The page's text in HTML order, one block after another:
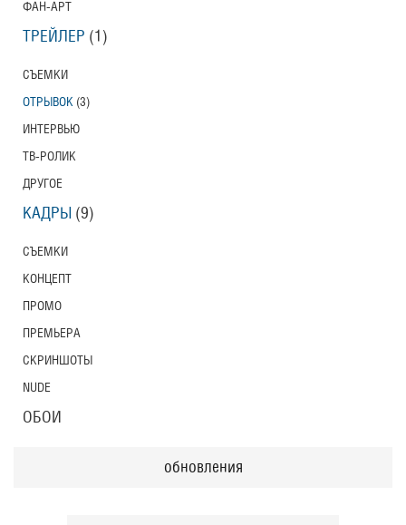
ФАН-АРТ
ТРЕЙЛЕР (1)
СЪЕМКИ
ОТРЫВОК (3)
ИНТЕРВЬЮ
ТВ-РОЛИК
ДРУГОЕ
КАДРЫ (9)
СЪЕМКИ
КОНЦЕПТ
ПРОМО
ПРЕМЬЕРА
СКРИНШОТЫ
NUDE
ОБОИ
обновления